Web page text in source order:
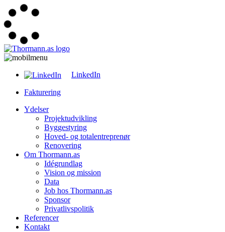
LinkedIn
Fakturering
Ydelser
Projektudvikling
Byggestyring
Hoved- og totalentreprenør
Renovering
Om Thormann.as
Idégrundlag
Vision og mission
Data
Job hos Thormann.as
Sponsor
Privatlivspolitik
Referencer
Kontakt